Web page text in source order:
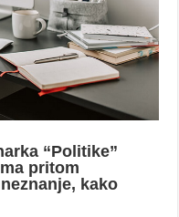
“Politike”
pritom
kako